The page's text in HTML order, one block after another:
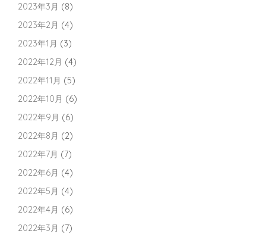
2023年3月 (8)
2023年2月 (4)
2023年1月 (3)
2022年12月 (4)
2022年11月 (5)
2022年10月 (6)
2022年9月 (6)
2022年8月 (2)
2022年7月 (7)
2022年6月 (4)
2022年5月 (4)
2022年4月 (6)
2022年3月 (7)